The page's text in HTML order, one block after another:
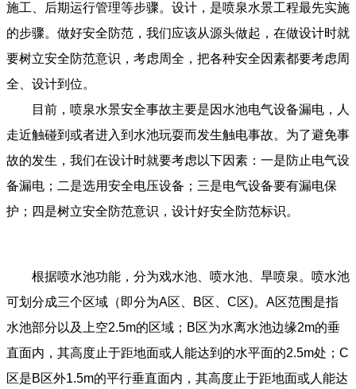
施工、后期运行管理等步骤。设计，是喷泉水景工程最先实施
的步骤。做好安全防范，我们应该从源头做起，在做设计时就
要树立安全防范意识，考虑周全，把各种安全因素都要考虑周
全、设计到位。
目前，喷泉水景安全事故主要是因水池电气设备漏电，人
走近触碰到或者进入到水池玩耍而发生触电事故。为了避免事
故的发生，我们在设计时就要考虑以下因素：一是防止电气设
备漏电；二是选用安全电压设备；三是电气设备要有漏电保
护；四是树立安全防范意识，设计好安全防范标识。
根据喷水池功能，分为戏水池、喷水池、旱喷泉。喷水池
可划分成三个区域（即分为A区、B区、C区)。A区范围是指
水池部分以及上空2.5m的区域；B区为水离水池边缘2m的垂
直面内，其高度止于距地面或人能达到的水平面的2.5m处；C
区是B区外1.5m的平行垂直面内，其高度止于距地面或人能达